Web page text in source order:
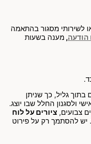
לשירותי מסגור בהתאמה
הודעה, מענה בשעות
בתוך גליל, כך שניתן
ולסגנון החלל שבו יוצג.
צבועים, ציורים על לוח
יש להסתמך רק על פירוט